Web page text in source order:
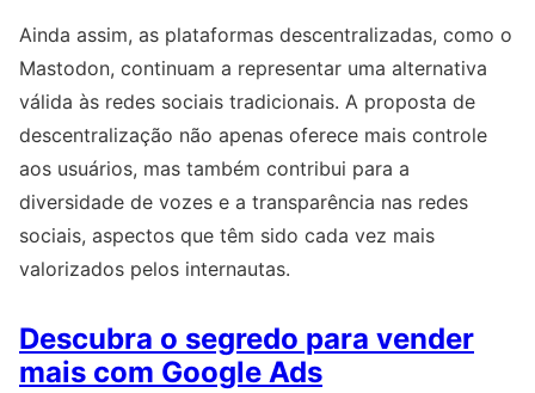
Ainda assim, as plataformas descentralizadas, como o
Mastodon, continuam a representar uma alternativa
válida às redes sociais tradicionais. A proposta de
descentralização não apenas oferece mais controle
aos usuários, mas também contribui para a
diversidade de vozes e a transparência nas redes
sociais, aspectos que têm sido cada vez mais
valorizados pelos internautas.
Descubra o segredo para vender
mais com Google Ads